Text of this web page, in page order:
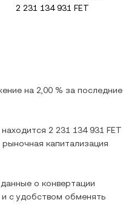
2 231 134 931 FET
на 2,00 % за последние
2 231 134 931 FET
капитализация
о конвертации
с удобством обменять